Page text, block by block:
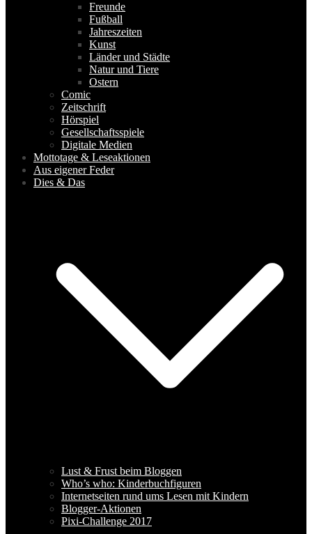
Freunde
Fußball
Jahreszeiten
Kunst
Länder und Städte
Natur und Tiere
Ostern
Comic
Zeitschrift
Hörspiel
Gesellschaftsspiele
Digitale Medien
Mottotage & Leseaktionen
Aus eigener Feder
Dies & Das
Lust & Frust beim Bloggen
Who’s who: Kinderbuchfiguren
Internetseiten rund ums Lesen mit Kindern
Blogger-Aktionen
Pixi-Challenge 2017